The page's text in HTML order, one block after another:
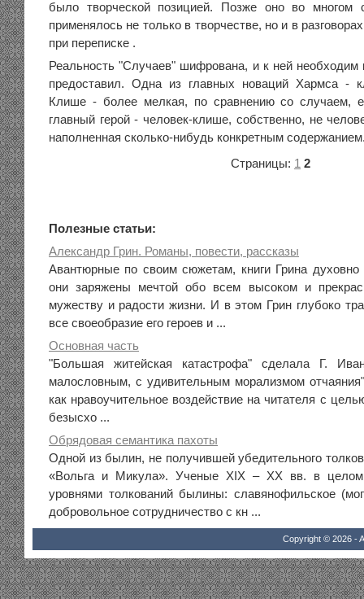
было творческой позицией. Позже оно во многом
применялось не только в творчестве, но и в
при переписке .
Реальность "Случаев" шифрована, и к ней
предоставил. Одна из главных новаций Хармса -
Клише - более мелкая, по сравнению со случаем,
главный герой - человек-клише, собственно, не
наполненная сколько-нибудь конкретным
Страницы: 1 2
Полезные статьи:
Александр Грин. Романы, повести, рассказы
Авантюрные по своим сюжетам, книги Грина
они заряжены мечтой обо всем высоком и
мужеству и радости жизни. И в этом Грин глубоко
все своеобразие его героев и ...
Основная часть
"Большая житейская катастрофа" сделала Г.
малословным, с удивительным морализмом
как нравоучительное воздействие на читателя с
безысхо ...
Обрядовая семантика пахоты
Одной из былин, не получившей убедительного
«Вольга и Микула». Ученые XIX – XX вв. в
уровнями толкований былины: славянофильское
добровольное сотрудничество с кн ...
Copyright © 2026 -